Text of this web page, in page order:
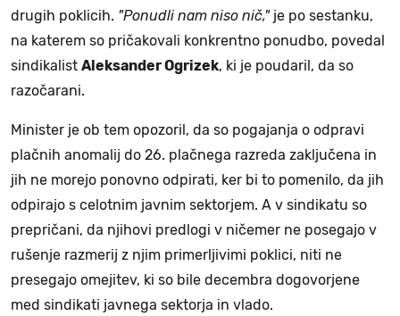
drugih poklicih. "Ponudli nam niso nič,"je po sestanku,
na katerem so pričakovali konkrentno ponudbo, povedal
sindikalist Aleksander Ogrizek, ki je poudaril, da so
razočarani.
Minister je ob tem opozoril, da so pogajanja o odpravi
plačnih anomalij do 26. plačnega razreda zaključena in
jih ne morejo ponovno odpirati, ker bi to pomenilo, da jih
odpirajo s celotnim javnim sektorjem. A v sindikatu so
prepričani, da njihovi predlogi v ničemer ne posegajo v
rušenje razmerij z njim primerljivimi poklici, niti ne
presegajo omejitev, ki so bile decembra dogovorjene
med sindikati javnega sektorja in vlado.